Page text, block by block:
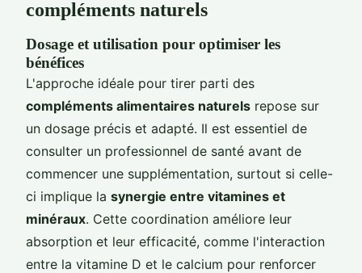
compléments naturels
Dosage et utilisation pour optimiser les
bénéfices
L'approche idéale pour tirer parti des
compléments alimentaires naturels repose sur
un dosage précis et adapté. Il est essentiel de
consulter un professionnel de santé avant de
commencer une supplémentation, surtout si celle-
ci implique la synergie entre vitamines et
minéraux. Cette coordination améliore leur
absorption et leur efficacité, comme l'interaction
entre la vitamine D et le calcium pour renforcer